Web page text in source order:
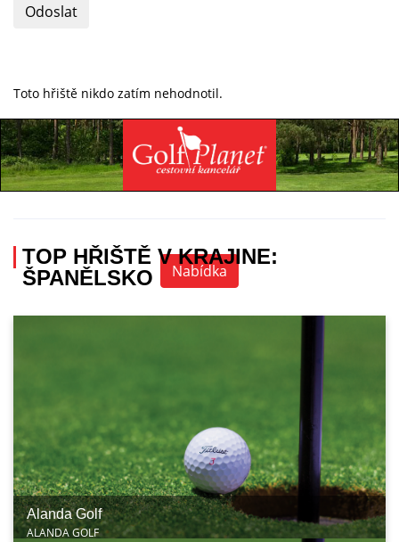
Odoslat
Toto hřiště nikdo zatím nehodnotil.
Nabídka
TOP HŘIŠTĚ V KRAJINE:
ŠPANĚLSKO
Alanda Golf
ALANDA GOLF